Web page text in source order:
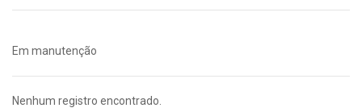
Em manutenção
Nenhum registro encontrado.